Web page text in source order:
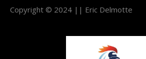
Copyright © 2024 || Eric Delmotte